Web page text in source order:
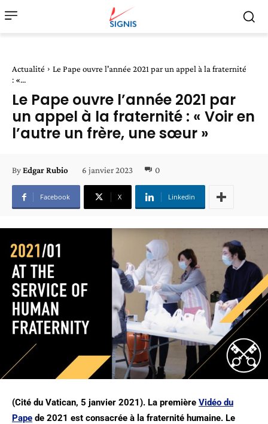
Actualité
Le Pape ouvre l'année 2021 par un appel à la fraternité
: «...
Le Pape ouvre l’année 2021 par
un appel à la fraternité : « Voir en
l’autre un frère, une sœur »
ByEdgar Rubio 6 janvier 2023 0
Facebook X Linkedin
(Cité du Vatican, 5 janvier 2021). La première Vidéo du
Pape de 2021 est consacrée à la fraternité humaine. Le